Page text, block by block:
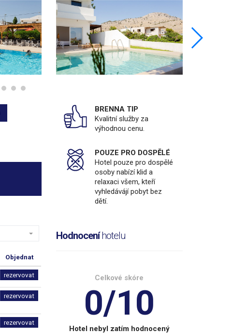
Objednat
rezervovat
rezervovat
rezervovat
BRENNA TIP
Kvalitní služby za
výhodnou cenu.
POUZE PRO DOSPĚLÉ
Hotel pouze pro dospělé
osoby nabízí klid a
relaxaci všem, kteří
vyhledávájí pobyt bez
dětí.
Hodnoceníhotelu
Celkové skóre
0/10
Hotel nebyl zatím hodnocený